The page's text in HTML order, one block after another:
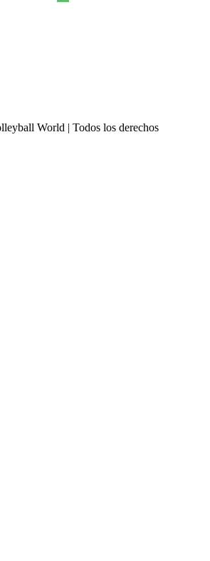
World | Todos los derechos